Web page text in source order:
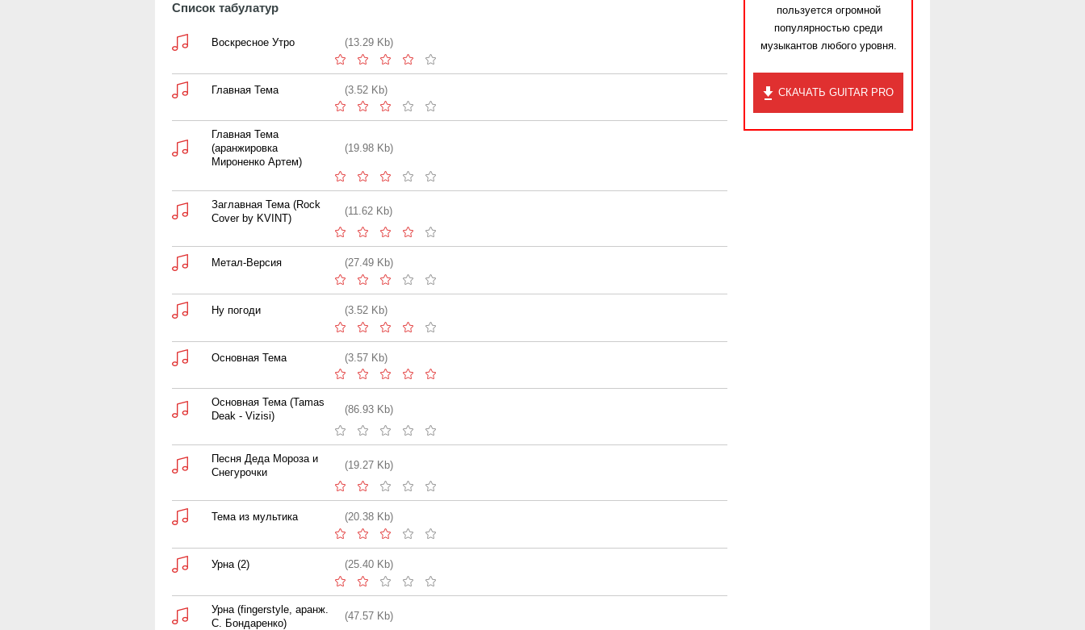
Список табулатур
Воскресное Утро (13.29 Kb)
Главная Тема (3.52 Kb)
Главная Тема
(аранжировка
Мироненко Артем)
(19.98 Kb)
Заглавная Тема (Rock
Cover by KVINT)
(11.62 Kb)
Метал-Версия (27.49 Kb)
Ну погоди (3.52 Kb)
Основная Тема (3.57 Kb)
Основная Тема (Tamas
Deak - Vizisi)
(86.93 Kb)
Песня Деда Мороза и
Снегурочки
(19.27 Kb)
Тема из мультика (20.38 Kb)
Урна (2) (25.40 Kb)
Урна (fingerstyle, аранж.
С. Бондаренко)
(47.57 Kb)
пользуется огромной
популярностью среди
музыкантов любого уровня.
СКАЧАТЬ GUITAR PRO